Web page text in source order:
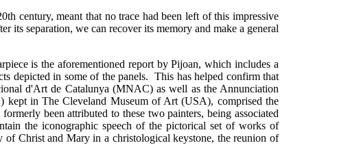
century, meant that no trace had been left of this impressive
its separation, we can recover its memory and make a general
is the aforementioned report by Pijoan, which includes a
depicted in some of the panels. This has helped confirm that
d'Art de Catalunya (MNAC) as well as the Annunciation
kept in The Cleveland Museum of Art (USA), comprised the
been attributed to these two painters, being associated
the iconographic speech of the pictorical set of works of
Christ and Mary in a christological keystone, the reunion of